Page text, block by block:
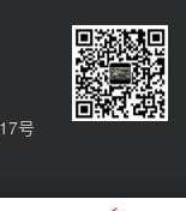
号